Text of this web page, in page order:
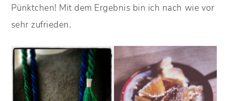
Pünktchen! Mit dem Ergebnis bin ich nach wie vor
sehr zufrieden.